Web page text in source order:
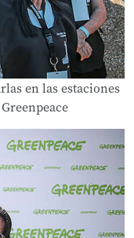
en las estaciones